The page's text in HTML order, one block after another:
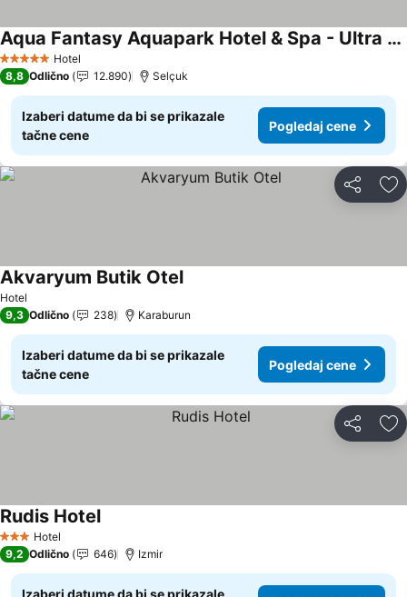
5 ZvezdiceHotel
Aqua Fantasy Aquapark Hotel & Spa - Ultra All Inclusive
8,8 Odlično 12.890 Selçuk
Izaberi datume da bi se prikazale
tačne cene
Pogledaj cene
Deli
Hotel
Akvaryum Butik Otel
9,3 Odlično 238 Karaburun
Izaberi datume da bi se prikazale
tačne cene
Pogledaj cene
Deli
3 Zvezdice
Hotel
Rudis Hotel
9,2 Odlično 646 Izmir
Izaberi datume da bi se prikazale